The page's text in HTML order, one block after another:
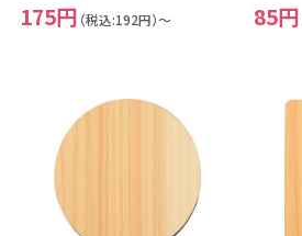
175円 （税込:192円）～ 85円